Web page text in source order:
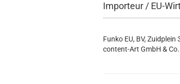
Importeur / EU-
Funko EU, BV,
content-Art GmbH &